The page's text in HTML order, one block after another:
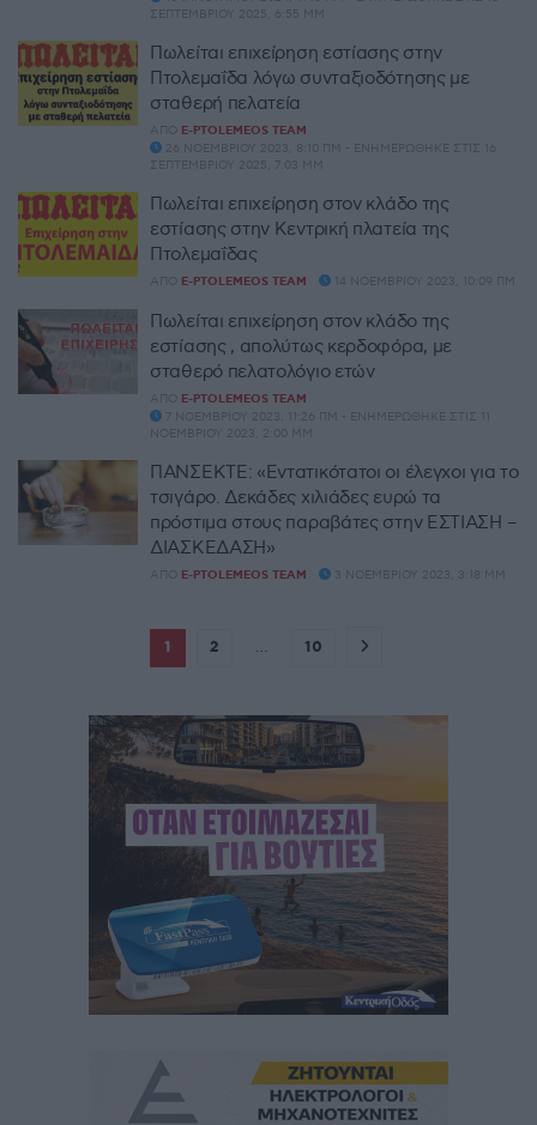
ΣΕΠΤΕΜΒΡΊΟΥ 2025, 6:55 ΜΜ
Πωλείται επιχείρηση εστίασης στην
Πτολεμαΐδα λόγω συνταξιοδότησης με
σταθερή πελατεία
ΑΠΌ E-PTOLEMEOS TEAM
26 ΝΟΕΜΒΡΊΟΥ 2023, 8:10 ΠΜ - ΕΝΗΜΕΡΏΘΗΚΕ ΣΤΙΣ 16
ΣΕΠΤΕΜΒΡΊΟΥ 2025, 7:03 ΜΜ
Πωλείται επιχείρηση στον κλάδο της
εστίασης στην Κεντρική πλατεία της
Πτολεμαΐδας
ΑΠΌ E-PTOLEMEOS TEAM 14 ΝΟΕΜΒΡΊΟΥ 2023, 10:09 ΠΜ
Πωλείται επιχείρηση στον κλάδο της
εστίασης , απολύτως κερδοφόρα, με
σταθερό πελατολόγιο ετών
ΑΠΌ E-PTOLEMEOS TEAM
7 ΝΟΕΜΒΡΊΟΥ 2023, 11:26 ΠΜ - ΕΝΗΜΕΡΏΘΗΚΕ ΣΤΙΣ 11
ΝΟΕΜΒΡΊΟΥ 2023, 2:00 ΜΜ
ΠΑΝΣΕΚΤΕ: «Εντατικότατοι οι έλεγχοι για το
τσιγάρο. Δεκάδες χιλιάδες ευρώ τα
πρόστιμα στους παραβάτες στην ΕΣΤΙΑΣΗ –
ΔΙΑΣΚΕΔΑΣΗ»
ΑΠΌ E-PTOLEMEOS TEAM 3 ΝΟΕΜΒΡΊΟΥ 2023, 3:18 ΜΜ
1 2 … 10